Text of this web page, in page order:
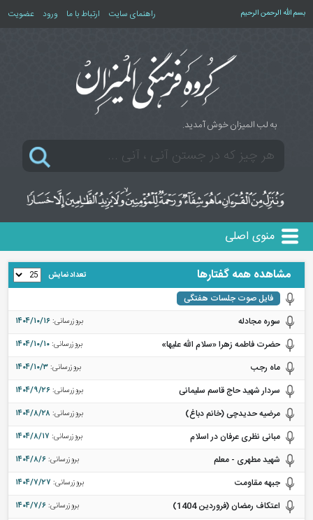
بسم الله الرحمن الرحیم راهنمای سایت ارتباط با ما ورود عضویت
به لب المیزان خوش آمدید.
منوی اصلی
مشاهده همه گفتارها تعداد نمایش
فایل صوت جلسات هفتگی
سوره مجادله
بروزرسانی:۱۴۰۴/۱۰/۱۶
حضرت فاطمه زهرا «سلام الله علیها» بروزرسانی:۱۴۰۴/۱۰/۱۰
ماه رجب بروزرسانی:۱۴۰۴/۱۰/۳
سردار شهید حاج قاسم سلیمانی بروزرسانی:۱۴۰۴/۹/۲۶
مرضیه حدیدچی (خانم دباغ) بروزرسانی: ۱۴۰۴/۸/۲۸
مبانی نظری عرفان در اسلام بروزرسانی: ۱۴۰۴/۸/۱۷
شهید مطهری - معلم بروزرسانی:۱۴۰۴/۸/۶
جبهه مقاومت بروزرسانی: ۱۴۰۴/۷/۲۷
اعتکاف رمضان (فروردین 1404) بروزرسانی:۱۴۰۴/۷/۶